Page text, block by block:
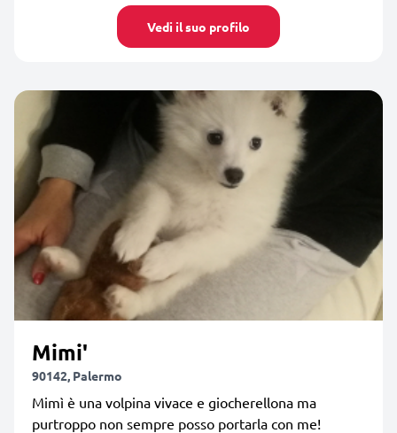
Vedi il suo profilo
Mimi'
90142, Palermo
Mimì è una volpina vivace e giocherellona ma
purtroppo non sempre posso portarla con me!